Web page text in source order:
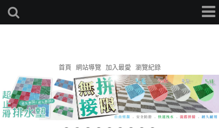
首頁 網站導覽 加入最愛 瀏覽紀錄